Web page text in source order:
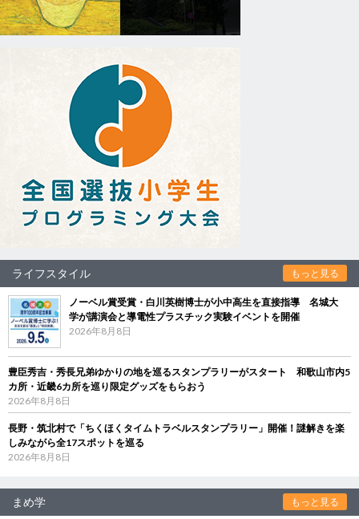
ライフスタイル もっと見る
ノーベル賞受賞・白川英樹博士が小中高生を直接指導 名城大
学が講演会と導電性プラスチック実験イベントを開催
2026年8月8日
豊臣秀吉・秀長兄弟ゆかりの地を巡るスタンプラリーがスタート 和歌山市内5
カ所・近畿6カ所を巡り限定グッズをもらおう
2026年8月8日
長野・筑北村で「ちくほくタイムトラベルスタンプラリー」開催！謎解きを楽
しみながら全17スポットを巡る
2026年8月8日
まめ学 もっと見る